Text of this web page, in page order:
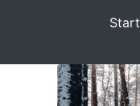
Start